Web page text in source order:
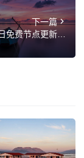
下一篇
免费节点更新21
|德国|阿根廷|加
SSR|V2ray|Cla